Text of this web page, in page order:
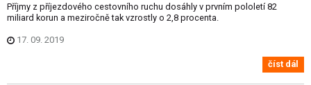
Příjmy z příjezdového cestovního ruchu dosáhly v prvním pololetí 82
miliard korun a meziročně tak vzrostly o 2,8 procenta.
17. 09. 2019
číst dál